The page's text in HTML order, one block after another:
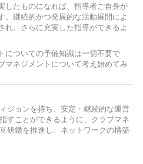
したものになれば、指導者ご自身が
。継続的かつ発展的な活動展開によ
れ、さらに充実した指導ができるよ
についての予備知識は一切不要で
マネジメントについて考え始めてみ
ジョンを持ち、安定・継続的な運営
すことができるように、クラブマネ
研鑽を推進し、ネットワークの構築